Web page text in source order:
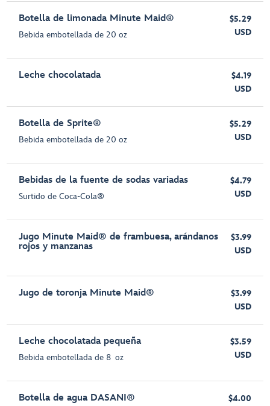
Botella de limonada Minute Maid®
Bebida embotellada de 20 oz
$5.29
USD
Leche chocolatada
$4.19
USD
Botella de Sprite®
Bebida embotellada de 20 oz
$5.29
USD
Bebidas de la fuente de sodas variadas
Surtido de Coca-Cola®
$4.79
USD
Jugo Minute Maid® de frambuesa, arándanos
rojos y manzanas
$3.99
USD
Jugo de toronja Minute Maid®
$3.99
USD
Leche chocolatada pequeña
Bebida embotellada de 8 oz
$3.59
USD
Botella de agua DASANI®
$4.00